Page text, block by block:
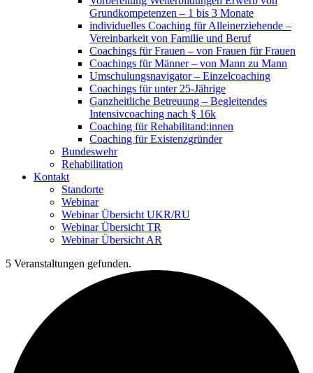
Grundkompetenzen – 1 bis 3 Monate
individuelles Coaching für Alleinerziehende –
Vereinbarkeit von Familie und Beruf
Coachings für Frauen – von Frauen für Frauen
Coachings für Männer – von Mann zu Mann
Umschulungsnavigator – Einzelcoaching
Coachings für unter 25-Jährige
Ganzheitliche Betreuung – Begleitendes
Intensivcoaching nach § 16k
Coaching für Rehabilitand:innen
Coaching für Existenzgründer
Bundeswehr
Rehabilitation
Kontakt
Standorte
Webinar
Webinar Übersicht UKR/RU
Webinar Übersicht TR
Webinar Übersicht AR
5 Veranstaltungen gefunden.